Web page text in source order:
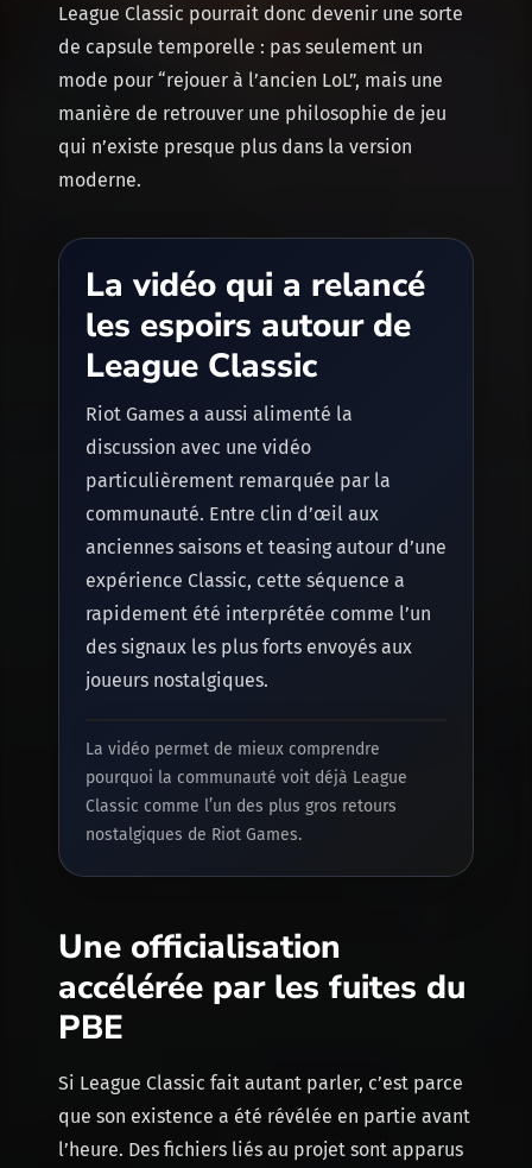
League Classic pourrait donc devenir une sorte
de capsule temporelle : pas seulement un
mode pour “rejouer à l’ancien LoL”, mais une
manière de retrouver une philosophie de jeu
qui n’existe presque plus dans la version
moderne.
La vidéo qui a relancé
les espoirs autour de
League Classic
Riot Games a aussi alimenté la
discussion avec une vidéo
particulièrement remarquée par la
communauté. Entre clin d’œil aux
anciennes saisons et teasing autour d’une
expérience Classic, cette séquence a
rapidement été interprétée comme l’un
des signaux les plus forts envoyés aux
joueurs nostalgiques.
La vidéo permet de mieux comprendre
pourquoi la communauté voit déjà League
Classic comme l’un des plus gros retours
nostalgiques de Riot Games.
Une officialisation
accélérée par les fuites du
PBE
Si League Classic fait autant parler, c’est parce
que son existence a été révélée en partie avant
l’heure. Des fichiers liés au projet sont apparus